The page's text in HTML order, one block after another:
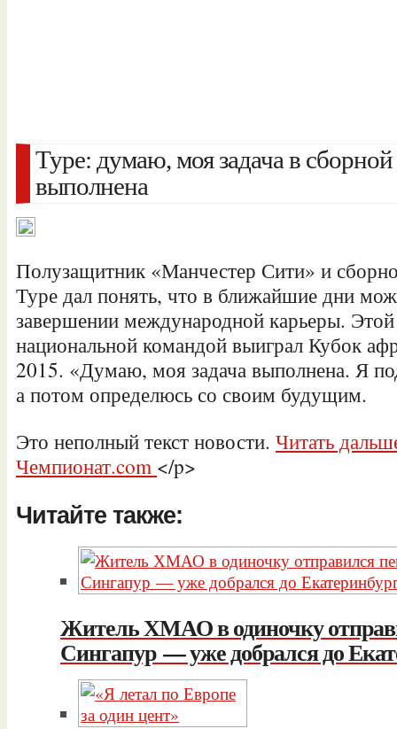
Туре: думаю, моя задача в
выполнена
Полузащитник «Манчестер Сити» и
Туре дал понять, что в ближайшие дни
завершении международной карьеры.
национальной командой выиграл Кубок
2015. «Думаю, моя задача выполнена. Я
а потом определюсь со своим будущим.
Это неполный текст новости. Читать
Чемпионат.com </p>
Читайте также:
Житель ХМАО в одиночку
Сингапур — уже добрался до